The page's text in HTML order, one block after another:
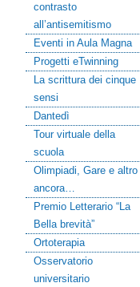
contrasto
all’antisemitismo
Eventi in Aula Magna
Progetti eTwinning
La scrittura dei cinque
sensi
Dantedì
Tour virtuale della
scuola
Olimpiadi, Gare e altro
ancora…
Premio Letterario “La
Bella brevità”
Ortoterapia
Osservatorio
universitario